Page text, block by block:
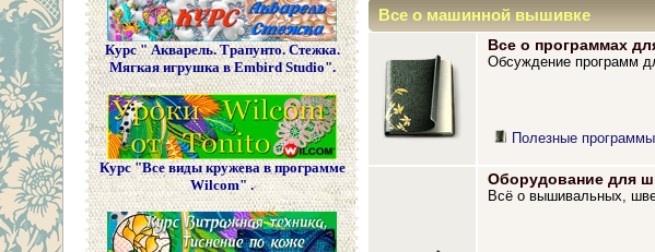
Курс " Акварель. Трапунто. Стежка.
Мягкая игрушка в Embird Studio".
Курс "Все виды кружева в программе
Wilcom" .
Все о машинной вышивке
Все о программах
Обсуждение программ
Полезные программы
Оборудование для
Всё о вышивальных,